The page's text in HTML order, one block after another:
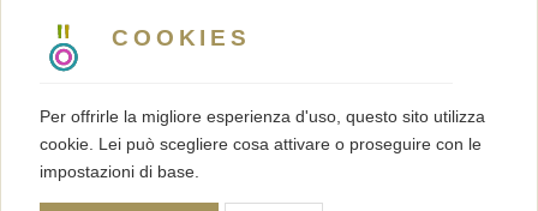
COOKIES
Per offrirle la migliore esperienza d'uso, questo sito utilizza
cookie. Lei può scegliere cosa attivare o proseguire con le
impostazioni di base.
5 X MILLE
MEMBERSHIP
TRASPARENZA
TERMINI E CONDIZIONI
PRIVACY